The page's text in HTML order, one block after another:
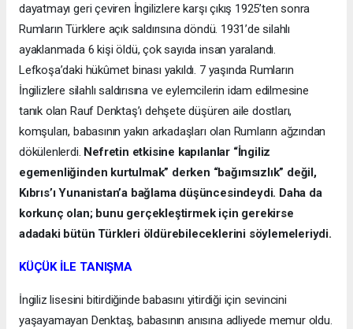
dayatmayı geri çeviren İngilizlere karşı çıkış 1925’ten sonra
Rumların Türklere açık saldırısına döndü. 1931’de silahlı
ayaklanmada 6 kişi öldü, çok sayıda insan yaralandı.
Lefkoşa’daki hükûmet binası yakıldı. 7 yaşında Rumların
İngilizlere silahlı saldırısına ve eylemcilerin idam edilmesine
tanık olan Rauf Denktaş’ı dehşete düşüren aile dostları,
komşuları, babasının yakın arkadaşları olan Rumların ağzından
dökülenlerdi. Nefretin etkisine kapılanlar “İngiliz
egemenliğinden kurtulmak” derken “bağımsızlık” değil,
Kıbrıs’ı Yunanistan’a bağlama düşüncesindeydi. Daha da
korkunç olan; bunu gerçekleştirmek için gerekirse
adadaki bütün Türkleri öldürebileceklerini söylemeleriydi.
KÜÇÜK İLE TANIŞMA
İngiliz lisesini bitirdiğinde babasını yitirdiği için sevincini
yaşayamayan Denktaş, babasının anısına adliyede memur oldu.